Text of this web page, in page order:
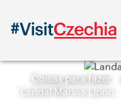
Coisas para fazer
Landal Marina Lipno